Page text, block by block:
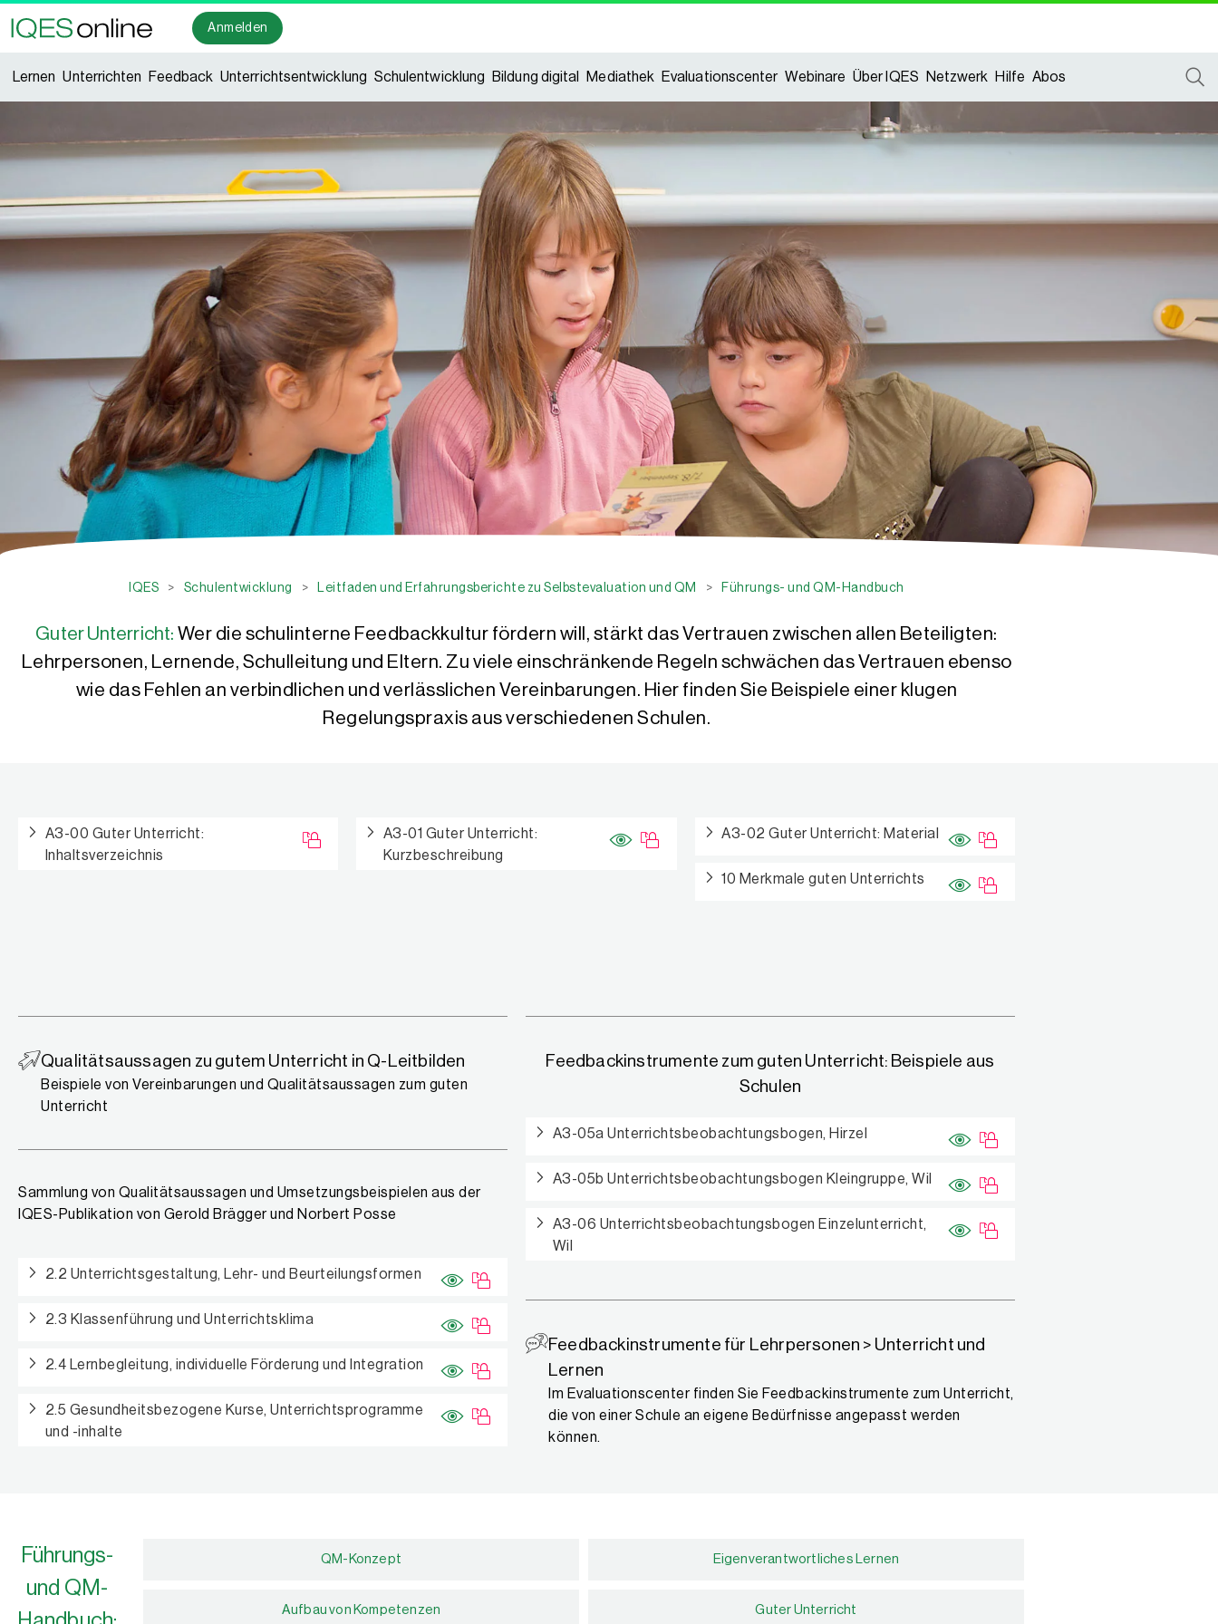
Anmelden
Lernen Unterrichten Feedback Unterrichtsentwicklung Schulentwicklung Bildung digital Mediathek Evaluationscenter Webinare Über IQES Netzwerk Hilfe Abos
IQES > Schulentwicklung > Leitfaden und Erfahrungsberichte zu Selbstevaluation und QM > Führungs- und QM-Handbuch
Guter Unterricht: Wer die schulinterne Feedbackkultur fördern will, stärkt das Vertrauen zwischen allen Beteiligten:
Lehrpersonen, Lernende, Schulleitung und Eltern. Zu viele einschränkende Regeln schwächen das Vertrauen ebenso
wie das Fehlen an verbindlichen und verlässlichen Vereinbarungen. Hier finden Sie Beispiele einer klugen
Regelungspraxis aus verschiedenen Schulen.
Materialien zu Guter Unterrich
A3-00 Guter Unterricht:
Inhaltsverzeichnis
A3-01 Guter Unterricht:
Kurzbeschreibung
A3-02 Guter Unterricht: Material
10 Merkmale guten Unterrichts
Qualitätsaussagen zu gutem Unterricht in Q-Leitbilden
Beispiele von Vereinbarungen und Qualitätsaussagen zum guten
Unterricht
Sammlung von Qualitätsaussagen und Umsetzungsbeispielen aus der
IQES-Publikation von Gerold Brägger und Norbert Posse
2.2 Unterrichtsgestaltung, Lehr- und Beurteilungsformen
2.3 Klassenführung und Unterrichtsklima
2.4 Lernbegleitung, individuelle Förderung und Integration
2.5 Gesundheitsbezogene Kurse, Unterrichtsprogramme
und -inhalte
Feedbackinstrumente zum guten Unterricht: Beispiele aus
Schulen
A3-05a Unterrichtsbeobachtungsbogen, Hirzel
A3-05b Unterrichtsbeobachtungsbogen Kleingruppe, Wil
A3-06 Unterrichtsbeobachtungsbogen Einzelunterricht,
Wil
Feedbackinstrumente für Lehrpersonen > Unterricht und
Lernen
Im Evaluationscenter finden Sie Feedbackinstrumente zum Unterricht,
die von einer Schule an eigene Bedürfnisse angepasst werden
können.
Führungs-
und QM-
QM-Konzept Eigenverantwortliches Lernen
Aufbau von Kompetenzen Guter Unterricht